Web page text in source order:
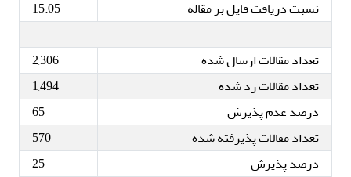
نسبت دریافت فایل بر مقاله
15.05
تعداد مقالات ارسال شده
2,306
تعداد مقالات رد شده
1,494
درصد عدم پذیرش
65
تعداد مقالات پذیرفته شده
570
درصد پذیرش
25